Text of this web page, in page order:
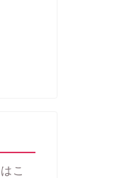
はこ